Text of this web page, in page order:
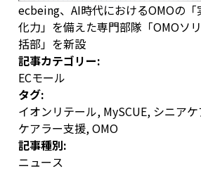
ecbeing、AI時代におけるOMOの「
化力」を備えた専門部隊「OMOソ
括部」を新設
記事カテゴリー:
ECモール
タグ:
イオンリテール, MySCUE, シニア
ケアラー支援, OMO
記事種別:
ニュース